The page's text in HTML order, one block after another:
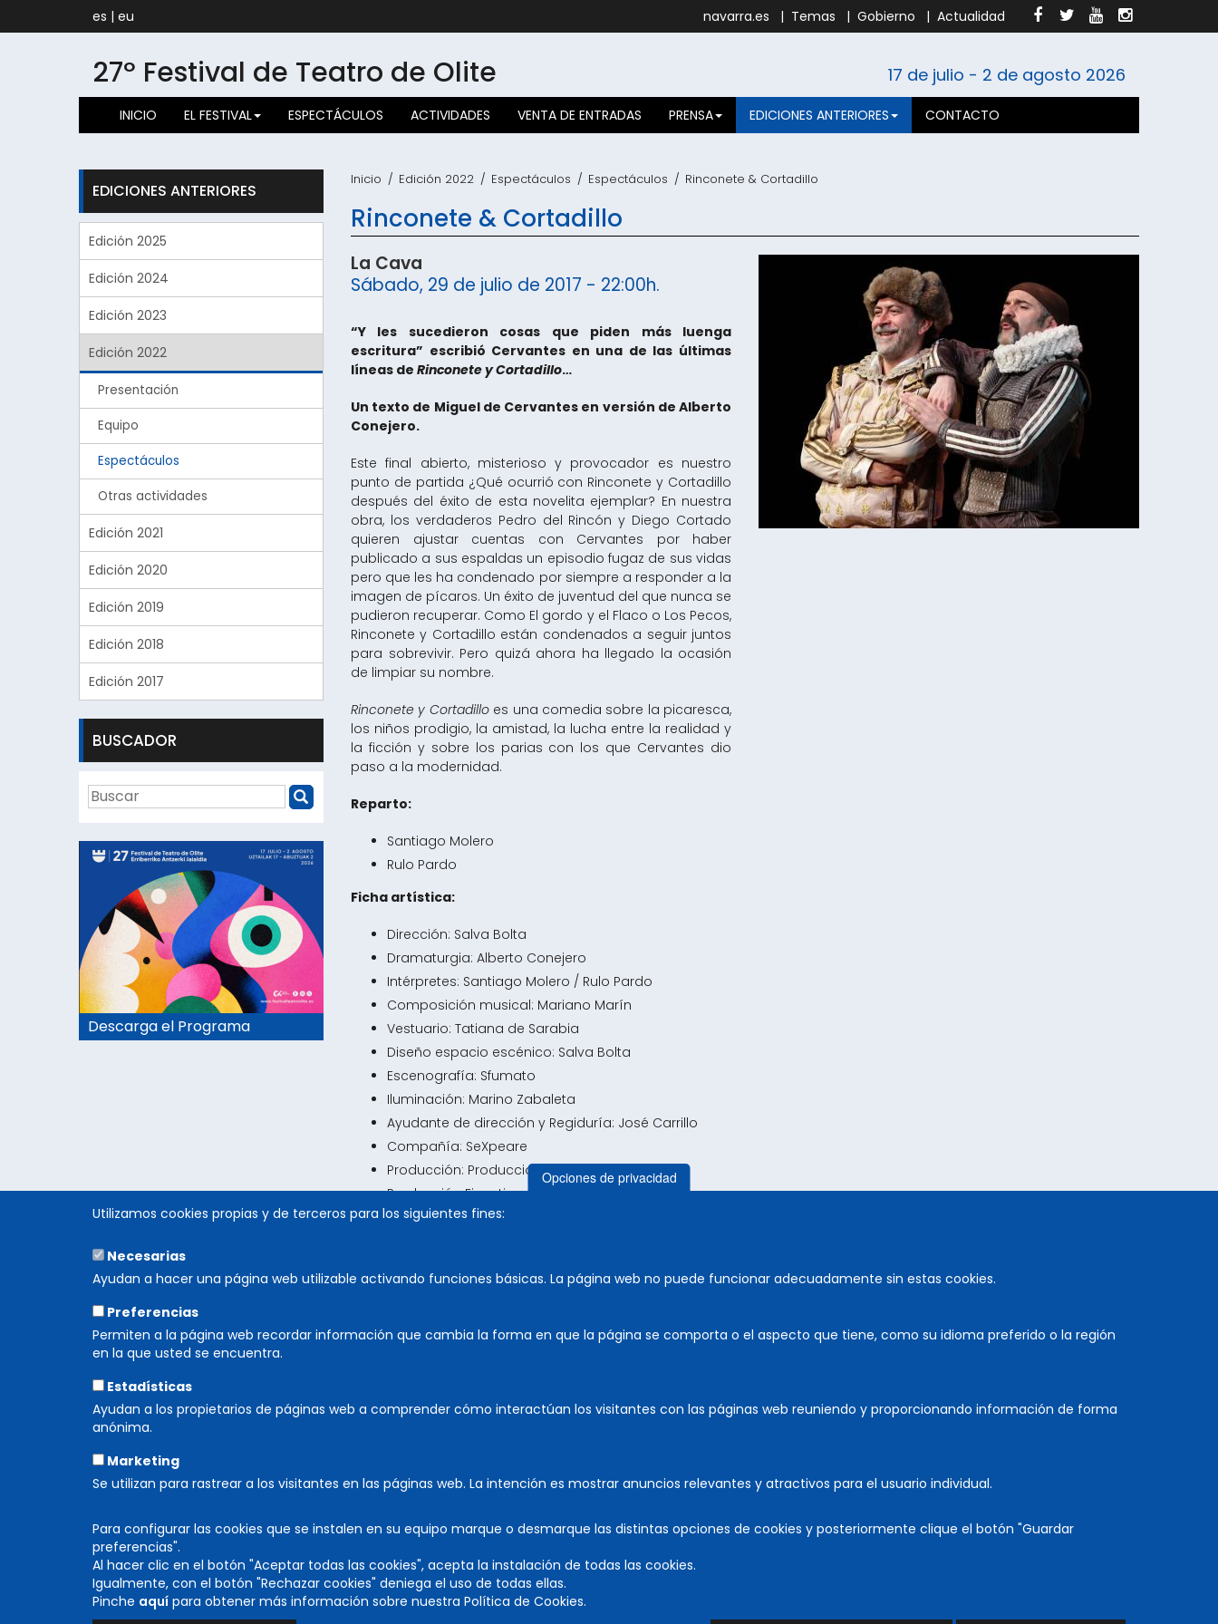
es | eu navarra.es | Temas | Gobierno | Actualidad
27º Festival de Teatro de Olite 17 de julio - 2 de agosto 2026
INICIO EL FESTIVAL ESPECTÁCULOS ACTIVIDADES VENTA DE ENTRADAS PRENSA EDICIONES ANTERIORES CONTACTO
Inicio Edición 2022 Espectáculos Espectáculos Rinconete & Cortadillo
Rinconete & Cortadillo
La Cava
Sábado, 29 de julio de 2017 - 22:00h.
“Y les sucedieron cosas que piden más luenga
escritura” escribió Cervantes en una de las últimas
líneas de Rinconete y Cortadillo…
Un texto de Miguel de Cervantes en versión de Alberto
Conejero.
Este final abierto, misterioso y provocador es nuestro
punto de partida ¿Qué ocurrió con Rinconete y Cortadillo
después del éxito de esta novelita ejemplar? En nuestra
obra, los verdaderos Pedro del Rincón y Diego Cortado
quieren ajustar cuentas con Cervantes por haber
publicado a sus espaldas un episodio fugaz de sus vidas
pero que les ha condenado por siempre a responder a la
imagen de pícaros. Un éxito de juventud del que nunca se
pudieron recuperar. Como El gordo y el Flaco o Los Pecos,
Rinconete y Cortadillo están condenados a seguir juntos
para sobrevivir. Pero quizá ahora ha llegado la ocasión
de limpiar su nombre.
Rinconete y Cortadilloes una comedia sobre la picaresca,
los niños prodigio, la amistad, la lucha entre la realidad y
la ficción y sobre los parias con los que Cervantes dio
paso a la modernidad.
Reparto:
Santiago Molero
Rulo Pardo
Ficha artística:
Dirección: Salva Bolta
Dramaturgia: Alberto Conejero
Intérpretes: Santiago Molero / Rulo Pardo
Composición musical: Mariano Marín
Vestuario: Tatiana de Sarabia
Diseño espacio escénico: Salva Bolta
Escenografía: Sfumato
Iluminación: Marino Zabaleta
Ayudante de dirección y Regiduría: José Carrillo
Compañía: SeXpeare
Producción: Producciones Sexpeare, S.L.
Producción Ejecutiva: Jorge Palomar
Distribución: Amadeo Vañó – Cámara Blanca
www.sexpeare.es
EDICIONES ANTERIORES
Edición 2025
Edición 2024
Edición 2023
Edición 2022
Presentación
Equipo
Espectáculos
Otras actividades
Edición 2021
Edición 2020
Edición 2019
Edición 2018
Edición 2017
BUSCADOR
Descarga el Programa
DIRECCIÓN GENERAL DE CULTURA
INSTITUCIÓN PRÍNCIPE DE VIANA
C/ Navarrería, 39. 31001 Pamplona (Navarra)
Opciones de privacidad
Utilizamos cookies propias y de terceros para los siguientes fines:
Necesarias
Ayudan a hacer una página web utilizable activando funciones básicas. La página web no puede funcionar adecuadamente sin estas cookies.
Preferencias
Permiten a la página web recordar información que cambia la forma en que la página se comporta o el aspecto que tiene, como su idioma preferido o la región
en la que usted se encuentra.
Estadísticas
Ayudan a los propietarios de páginas web a comprender cómo interactúan los visitantes con las páginas web reuniendo y proporcionando información de forma
anónima.
Marketing
Se utilizan para rastrear a los visitantes en las páginas web. La intención es mostrar anuncios relevantes y atractivos para el usuario individual.
Para configurar las cookies que se instalen en su equipo marque o desmarque las distintas opciones de cookies y posteriormente clique el botón "Guardar
preferencias".
Al hacer clic en el botón "Aceptar todas las cookies", acepta la instalación de todas las cookies.
Igualmente, con el botón "Rechazar cookies" deniega el uso de todas ellas.
Pinche aquí para obtener más información sobre nuestra Política de Cookies.